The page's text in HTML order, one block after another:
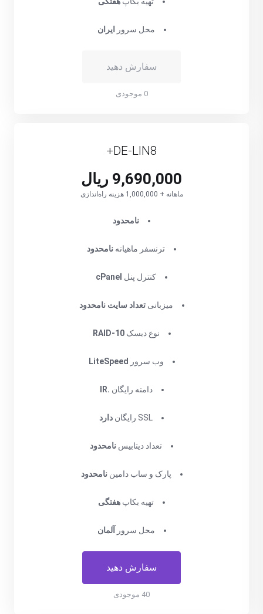
محل سرور ایران
سفارش دهید
0 موجودی
DE-LIN8+
9,690,000 ریال
ماهانه + 1,000,000 هزینه راه‌اندازی
نامحدود
ترنسفر ماهیانه نامحدود
کنترل پنل cPanel
میزبانیتعداد سایت نامحدود
نوع دیسکRAID-10
وب سرور LiteSpeed
دامنه رایگان .IR
SSL رایگان دارد
تعداد دیتابیس نامحدود
پارک و ساب دامیننامحدود
تهیه بکاپ هفتگی
محل سرور آلمان
سفارش دهید
40 موجودی